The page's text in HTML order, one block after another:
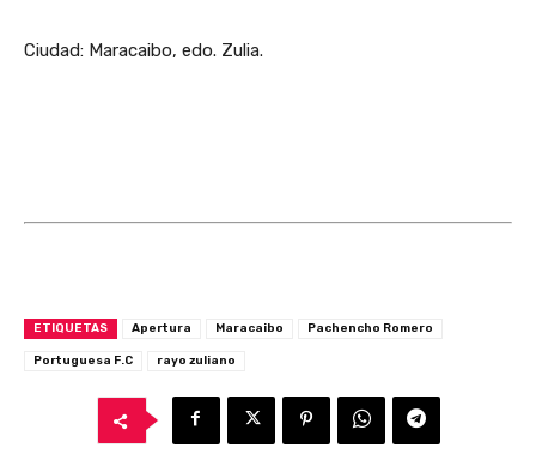
Ciudad: Maracaibo, edo. Zulia.
ETIQUETAS Apertura Maracaibo Pachencho Romero
Portuguesa F.C rayo zuliano